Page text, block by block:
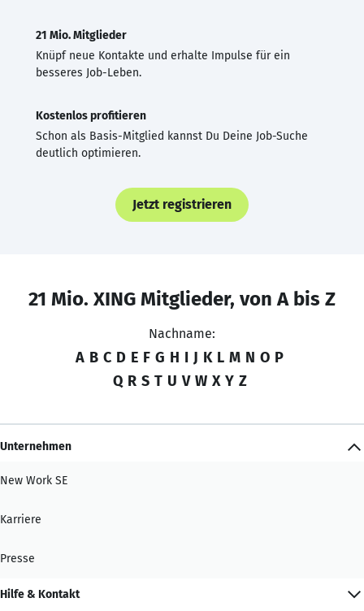
21 Mio. Mitglieder
Knüpf neue Kontakte und erhalte Impulse für ein
besseres Job-Leben.
Kostenlos profitieren
Schon als Basis-Mitglied kannst Du Deine Job-Suche
deutlich optimieren.
Jetzt registrieren
21 Mio. XING Mitglieder, von A bis Z
Nachname:
A B C D E F G H I J K L M N O P
Q R S T U V W X Y Z
Unternehmen
New Work SE
Karriere
Presse
Hilfe & Kontakt